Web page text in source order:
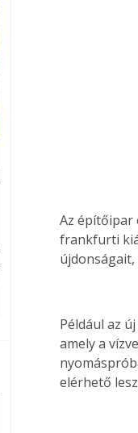
Az építőipar
frankfurti
Például az új
amely a
elérhető